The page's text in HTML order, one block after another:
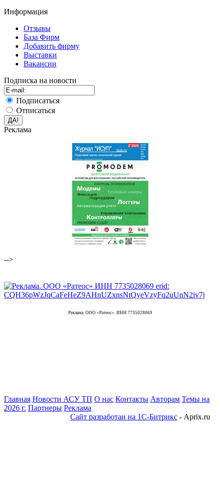
Информация
Отзывы
База Фирм
Добавить фирму
Выставки
Вакансии
Подписка на новости
Подписаться
Отписаться
Реклама
-->
Реклама. ООО «Ратеос» ИНН 7735028069
Главная Новости АСУ ТП О нас Контакты Авторам Темы на
2026 г. Партнеры Реклама
Сайт разработан на 1С-Битрикс - Aprix.ru